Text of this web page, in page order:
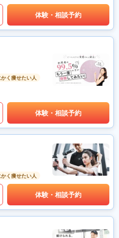
体験・相談予約
かく痩せたい人
体験・相談予約
かく痩せたい人
体験・相談予約